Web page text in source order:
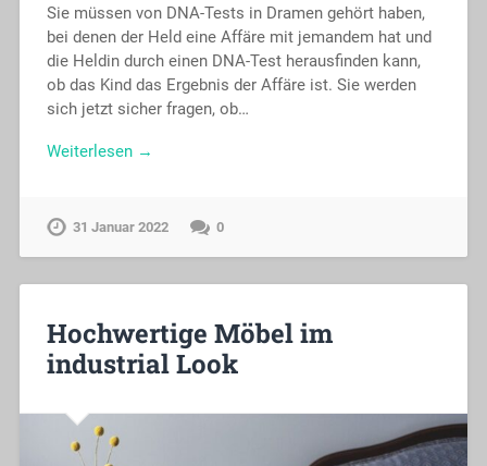
Sie müssen von DNA-Tests in Dramen gehört haben,
bei denen der Held eine Affäre mit jemandem hat und
die Heldin durch einen DNA-Test herausfinden kann,
ob das Kind das Ergebnis der Affäre ist. Sie werden
sich jetzt sicher fragen, ob…
Weiterlesen →
31 Januar 2022 0
Hochwertige Möbel im
industrial Look